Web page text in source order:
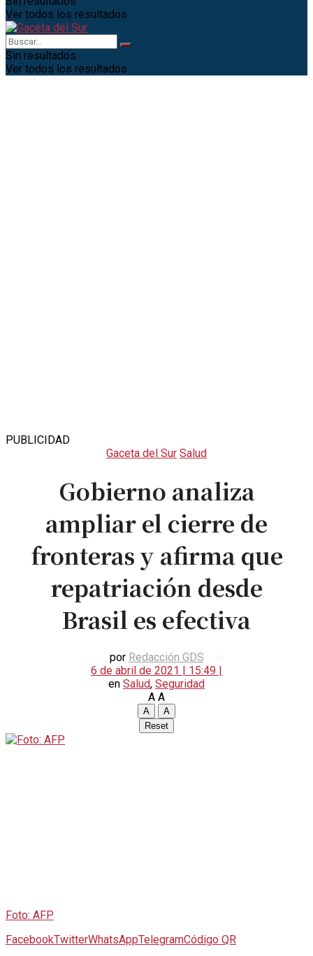
Ver todos los resultados
Sin resultados
Ver todos los resultados
PUBLICIDAD
Gaceta del Sur Salud
Gobierno analiza
ampliar el cierre de
fronteras y afirma que
repatriación desde
Brasil es efectiva
por Redacción GDS
6 de abril de 2021 | 15:49 |
en Salud, Seguridad
A A
A
A
Reset
Foto: AFP
FacebookTwitterWhatsAppTelegramCódigo QR